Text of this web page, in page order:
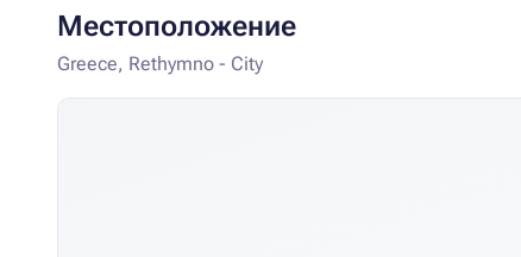
Местоположение
Greece, Rethymno - City